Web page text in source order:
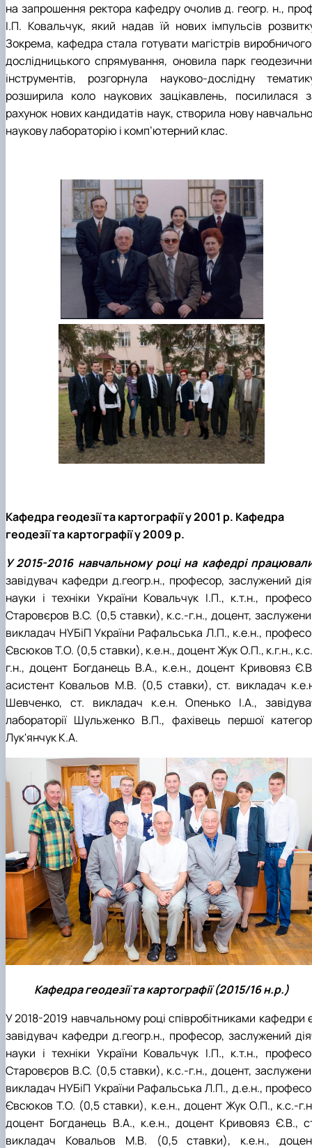
на запрошення ректора кафедру очолив д. геогр. н.,
І.П. Ковальчук, який надав їй нових імпульсів
Зокрема, кафедра стала готувати магістрів виробничого
дослідницького спрямування, оновила парк
інструментів, розгорнула науково-дослідну
розширила коло наукових зацікавлень, посилилася
рахунок нових кандидатів наук, створила нову
наукову лабораторію і комп’ютерний клас.
Кафедра геодезії та картографії у 2001 р. Кафедра
геодезії та картографії у 2009 р.
У 2015-2016 навчальному році на кафедрі
завідувач кафедри д.геогр.н., професор, заслужений
науки і техніки України Ковальчук І.П., к.т.н.,
Старовєров В.С. (0,5 ставки), к.с.-г.н., доцент,
викладач НУБіП України Рафальська Л.П., к.е.н.,
Євсюков Т.О. (0,5 ставки), к.е.н., доцент Жук О.П., к.г.н.,
г.н., доцент Богданець В.А., к.е.н., доцент Кривовяз
асистент Ковальов М.В. (0,5 ставки), ст. викладач
Шевченко, ст. викладач к.е.н. Опенько І.А.,
лабораторії Шульженко В.П., фахівець першої
Лук'янчук К.А.
Кафедра геодезії та картографії (2015/16 н.р.)
У 2018-2019 навчальному році співробітниками кафедри
завідувач кафедри д.геогр.н., професор, заслужений
науки і техніки України Ковальчук І.П., к.т.н.,
Старовєров В.С. (0,5 ставки), к.с.-г.н., доцент,
викладач НУБіП України Рафальська Л.П., д.е.н.,
Євсюков Т.О. (0,5 ставки), к.е.н., доцент Жук О.П., к.с.-
доцент Богданець В.А., к.е.н., доцент Кривовяз Є.В.,
викладач Ковальов М.В. (0,5 ставки), к.е.н.,